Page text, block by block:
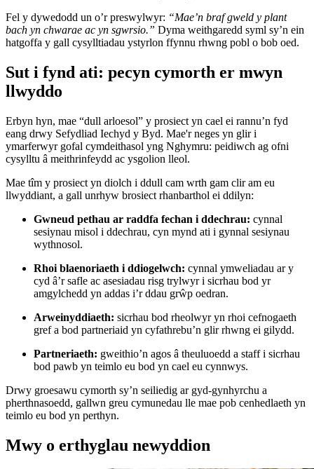
Fel y dywedodd un o’r preswylwyr: “Mae’n braf gweld y plant
bach yn chwarae ac yn sgwrsio.” Dyma weithgaredd syml sy’n ein
hatgoffa y gall cysylltiadau ystyrlon ffynnu rhwng pobl o bob oed.
Sut i fynd ati: pecyn cymorth er mwyn
llwyddo
Erbyn hyn, mae “dull arloesol” y prosiect yn cael ei rannu’n fyd
eang drwy Sefydliad Iechyd y Byd. Mae'r neges yn glir i
ymarferwyr gofal cymdeithasol yng Nghymru: peidiwch ag ofni
cysylltu â meithrinfeydd ac ysgolion lleol.
Mae tîm y prosiect yn diolch i ddull cam wrth gam clir am eu
llwyddiant, a gall unrhyw brosiect rhanbarthol ei ddilyn:
Gwneud pethau ar raddfa fechan i ddechrau: cynnal
sesiynau misol i ddechrau, cyn mynd ati i gynnal sesiynau
wythnosol.
Rhoi blaenoriaeth i ddiogelwch: cynnal ymweliadau ar y
cyd â’r safle ac asesiadau risg trylwyr i sicrhau bod yr
amgylchedd yn addas i’r ddau grŵp oedran.
Arweinyddiaeth: sicrhau bod rheolwyr yn rhoi cefnogaeth
gref a bod partneriaid yn cyfathrebu’n glir rhwng ei gilydd.
Partneriaeth: gweithio’n agos â theuluoedd a staff i sicrhau
bod pawb yn teimlo eu bod yn cael eu cynnwys.
Drwy groesawu cymorth sy’n seiliedig ar gyd-gynhyrchu a
pherthnasoedd, gallwn greu cymunedau lle mae pob cenhedlaeth yn
teimlo eu bod yn perthyn.
Mwy o erthyglau newyddion